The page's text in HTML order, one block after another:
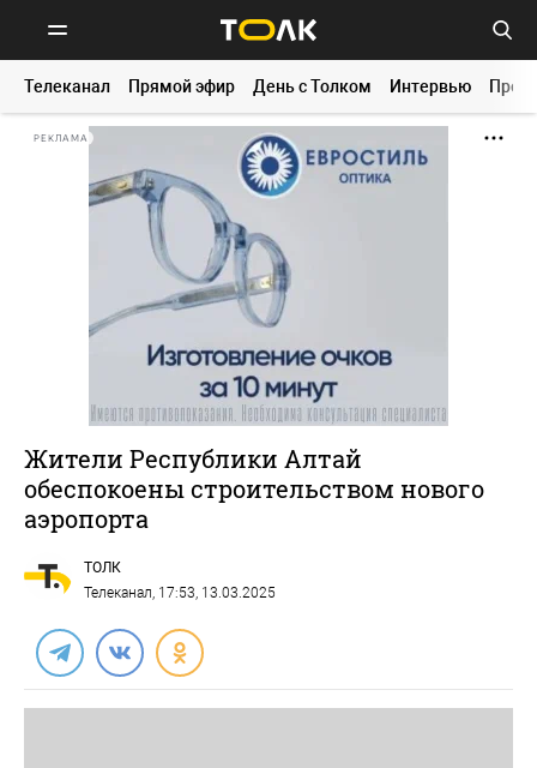
Телеканал Прямой эфир День с Толком Интервью
РЕКЛАМА
Жители Республики Алтай
обеспокоены строительством нового
аэропорта
ТОЛК
Телеканал, 17:53, 13.03.2025